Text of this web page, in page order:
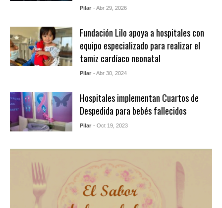
Pilar - Abr 29, 2026
Fundación Lilo apoya a hospitales con
equipo especializado para realizar el
tamiz cardíaco neonatal
Pilar - Abr 30, 2024
Hospitales implementan Cuartos de
Despedida para bebés fallecidos
Pilar - Oct 19, 2023